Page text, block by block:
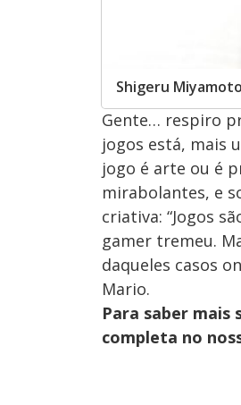
Shigeru
Gente… respiro
jogos está, mais
jogo é arte ou é
mirabolantes, e
criativa: “Jogos
gamer tremeu.
daqueles casos
Mario.
Para saber
completa no